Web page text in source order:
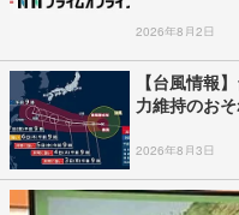
2026年8月2日
【台風情報
力維持のお
2026年8月3日